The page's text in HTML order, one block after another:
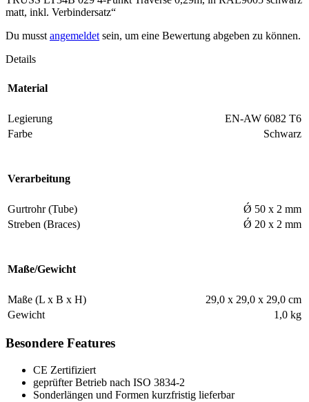
matt, inkl. Verbindersatz“
Du musst angemeldet sein, um eine Bewertung abgeben zu können.
Details
Material
Legierung
EN-AW 6082 T6
Farbe
Schwarz
Verarbeitung
Gurtrohr (Tube)
Ǿ 50 x 2 mm
Streben (Braces)
Ǿ 20 x 2 mm
Maße/Gewicht
Maße (L x B x H)
29,0 x 29,0 x 29,0 cm
Gewicht
1,0 kg
Besondere Features
CE Zertifiziert
geprüfter Betrieb nach ISO 3834-2
Sonderlängen und Formen kurzfristig lieferbar